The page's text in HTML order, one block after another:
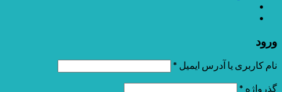
ورود
نام کاربری یا آدرس ایمیل *
گذرواژه *